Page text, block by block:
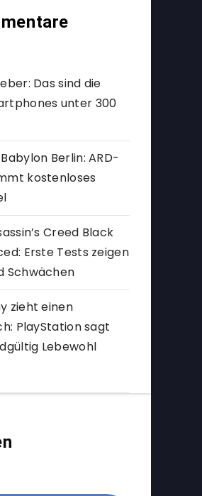
Das sind die
unter 300
Babylon Berlin: ARD-
kostenloses
Creed Black
Erste Tests zeigen
Schwächen
zieht einen
PlayStation sagt
Lebewohl